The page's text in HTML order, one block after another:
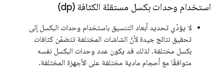
استخدام وحدات بكسل مستقلة الكثافة (dp)
لا يؤدّي تحديد أبعاد التنسيق باستخدام وحدات البكسل إلى
تحقيق نتائج جيدة لأنّ الشاشات المختلفة تتضمّن كثافات
بكسل مختلفة، لذلك قد يكون عدد وحدات البكسل نفسه
متوافقًا مع أحجام مادية مختلفة على الأجهزة المختلفة.